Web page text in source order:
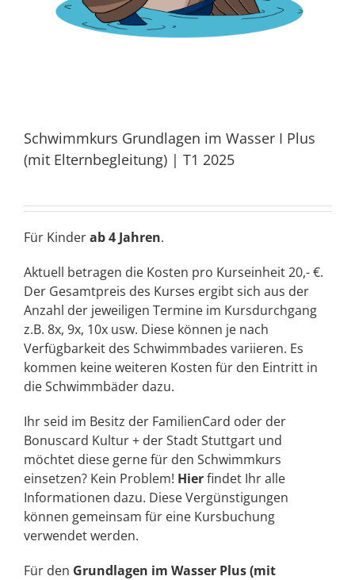
Schwimmkurs Grundlagen im Wasser I Plus
(mit Elternbegleitung) | T1 2025
Für Kinderab 4 Jahren.
Aktuell betragen die Kosten pro Kurseinheit 20,- €.
Der Gesamtpreis des Kurses ergibt sich aus der
Anzahl der jeweiligen Termine im Kursdurchgang
z.B. 8x, 9x, 10x usw. Diese können je nach
Verfügbarkeit des Schwimmbades variieren. Es
kommen keine weiteren Kosten für den Eintritt in
die Schwimmbäder dazu.
Ihr seid im Besitz der FamilienCard oder der
Bonuscard Kultur + der Stadt Stuttgart und
möchtet diese gerne für den Schwimmkurs
einsetzen? Kein Problem! Hierfindet Ihr alle
Informationen dazu. Diese Vergünstigungen
können gemeinsam für eine Kursbuchung
verwendet werden.
Für den Grundlagen im Wasser Plus (mit